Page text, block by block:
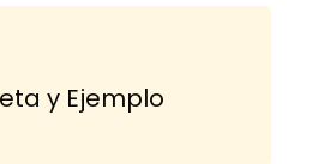
y Ejemplo